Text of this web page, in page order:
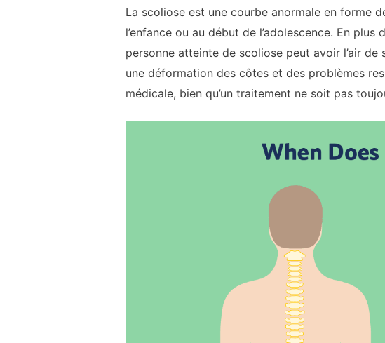
La scoliose est une courbe anormale en forme
l’enfance ou au début de l’adolescence. En
personne atteinte de scoliose peut avoir l’air
une déformation des côtes et des problèmes
médicale, bien qu’un traitement ne soit pas